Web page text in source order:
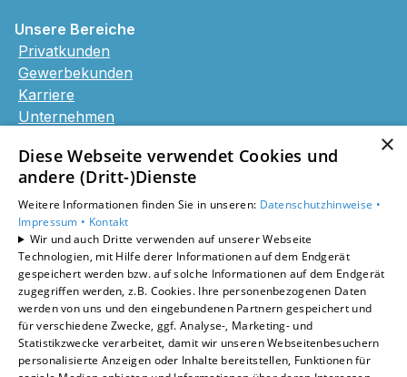
Unsere Bereiche
Privatkunden
Gewerbekunden
Karriere
Unternehmen
×
Diese Webseite verwendet Cookies und
andere (Dritt-)Dienste
Weitere Informationen finden Sie in unseren: Datenschutzhinweise •
Impressum • Kontakt
Wir und auch Dritte verwenden auf unserer Webseite
Technologien, mit Hilfe derer Informationen auf dem Endgerät
gespeichert werden bzw. auf solche Informationen auf dem Endgerät
zugegriffen werden, z.B. Cookies. Ihre personenbezogenen Daten
werden von uns und den eingebundenen Partnern gespeichert und
für verschiedene Zwecke, ggf. Analyse-, Marketing- und
Statistikzwecke verarbeitet, damit wir unseren Webseitenbesuchern
personalisierte Anzeigen oder Inhalte bereitstellen, Funktionen für